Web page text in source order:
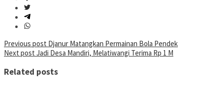
Post
navigation
Previous post Djanur Matangkan Permainan Bola Pendek
Next post Jadi Desa Mandiri, Melatiwangi Terima Rp 1 M
Related posts